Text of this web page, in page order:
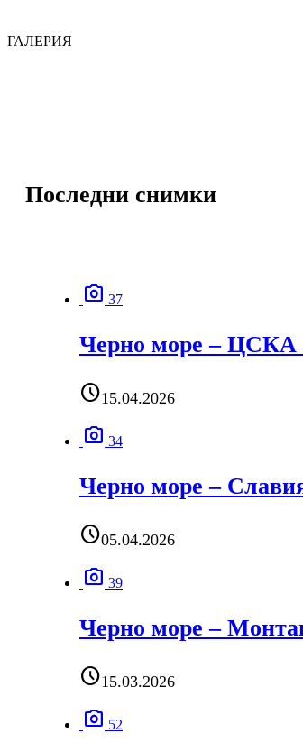
ГАЛЕРИЯ
Последни снимки
photo_camera 37
Черно море – ЦСКА
schedule15.04.2026
photo_camera 34
Черно море –
schedule05.04.2026
photo_camera 39
Черно море –
schedule15.03.2026
photo_camera 52